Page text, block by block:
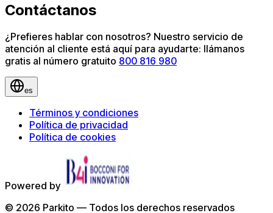
Contáctanos
¿Prefieres hablar con nosotros? Nuestro servicio de
atención al cliente está aquí para ayudarte: llámanos
gratis al número gratuito 800 816 980
es
Términos y condiciones
Política de privacidad
Política de cookies
Powered by
© 2026 Parkito — Todos los derechos reservados